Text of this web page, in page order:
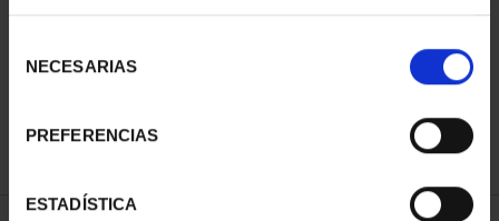
NECESARIAS
PREFERENCIAS
ESTADÍSTICA
338,80 €